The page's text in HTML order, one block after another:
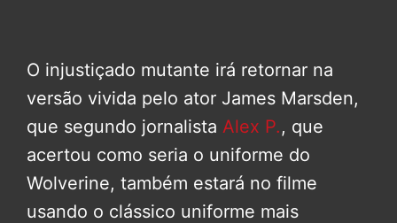
O injustiçado mutante irá retornar na
versão vivida pelo ator James Marsden,
que segundo jornalista Alex P., que
acertou como seria o uniforme do
Wolverine, também estará no filme
usando o clássico uniforme mais